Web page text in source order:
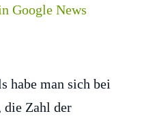
habe man sich bei
die Zahl der